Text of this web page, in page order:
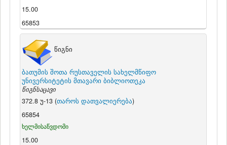
15.00
65853
წიგნი
ბათუმის შოთა რუსთაველის სახელმწიფო
უნივერსიტეტის მთავარი ბიბლიოთეკა
წიგნსაცავი
372.8 უ-13 (თაროს დათვალიერება)
65854
ხელმისაწვდომი
15.00